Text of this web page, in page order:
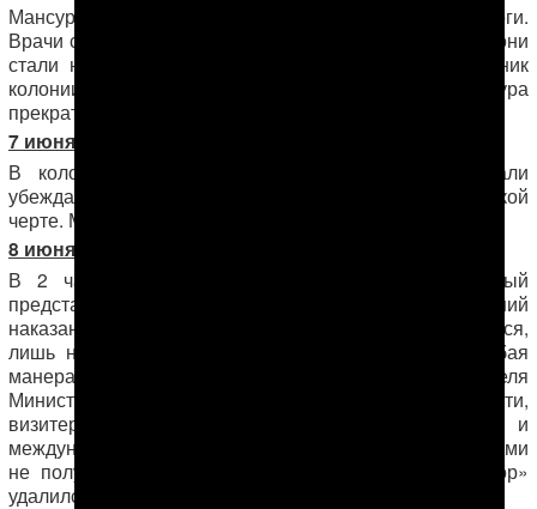
Мансур находится
. У него отказали ноги.
Врачи санчасти доложили об этом администрации, и они
стали навещать Мансура каждые 2-3 часа. Начальник
колонии майор
просит Мансура
прекратить голодовку.
7 июня, 2014 г., за день до прекращения голодовки
В колонию приехали прокурор и психолог, начали
убеждать, что и Мансур, и они подошли к критической
черте. Мансур от своих требований не отказался.
8 июня, 2014 г.
В 2 часа утра в колонию приехали двое. Первый
представился начальником Департамента исполнений
наказаний
. Второй не представился,
лишь назвался «куратором», но его вопросы и грубая
манера общения выдавали в нем представителя
Министерства национальной безопасности. В частности,
визитера интересовали связи Мансура со СМИ и
международными организациями. Диалога между ними
не получилось, они нагрубили друг другу, и «куратор»
удалился.